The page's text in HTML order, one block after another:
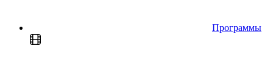
Программы